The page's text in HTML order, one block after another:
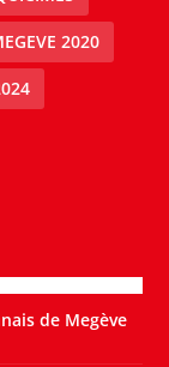
2020
de Megève